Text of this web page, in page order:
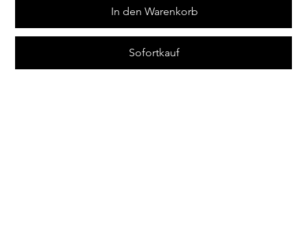
In den Warenkorb
Sofortkauf